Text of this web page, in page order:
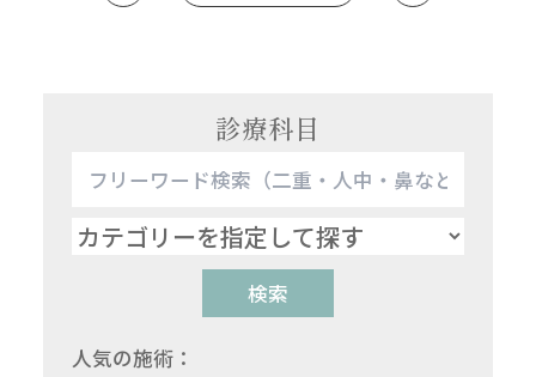
診療科目
検索
人気の施術：